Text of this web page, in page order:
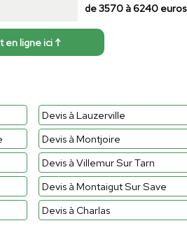
de 3570 à 6240 euros
en ligne ici ↑
Devis à Lauzerville
Devis à Montjoire
Devis à Villemur Sur Tarn
Devis à Montaigut Sur Save
Devis à Charlas